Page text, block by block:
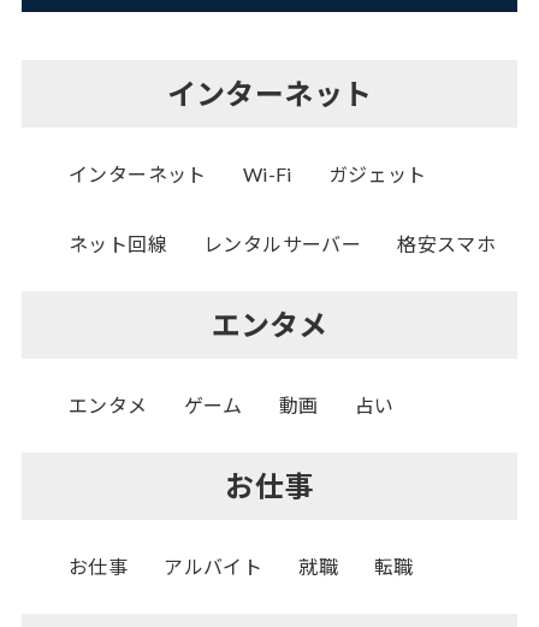
インターネット
インターネット Wi-Fi ガジェット
ネット回線 レンタルサーバー 格安スマホ
エンタメ
エンタメ ゲーム 動画 占い
お仕事
お仕事 アルバイト 就職 転職